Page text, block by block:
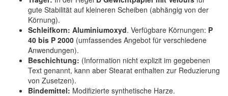
gute Stabilität auf kleineren Scheiben (abhängig von der
Körnung).
Schleifkorn: Aluminiumoxyd. Verfügbare Körnungen: P
40 bis P 2000 (umfassendes Angebot für verschiedene
Anwendungen).
Beschichtung: (Information nicht explizit im gegebenen
Text genannt, kann aber Stearat enthalten zur Reduzierung
von Zusetzen).
Bindemittel: Modifizierte synthetische Harze.